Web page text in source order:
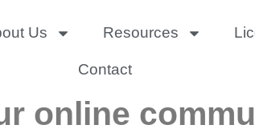
Us Resources
Contact
online